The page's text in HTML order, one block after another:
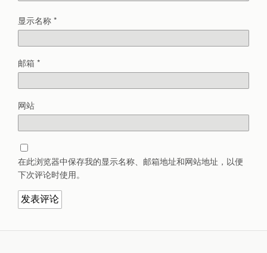
显示名称*
邮箱 *
网站
在此浏览器中保存我的显示名称、邮箱地址和网站地址，以便
下次评论时使用。